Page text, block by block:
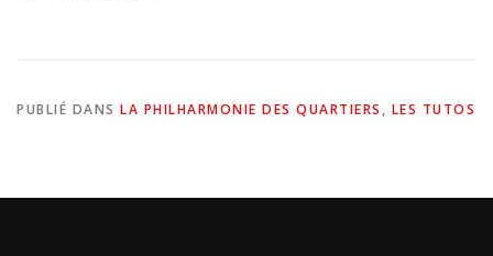
PUBLIÉ DANS LA PHILHARMONIE DES QUARTIERS , LES TUTOS